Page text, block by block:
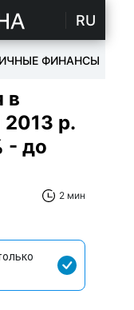
RU
ФИНАНСЫ
в
2013 р.
- до
2 мин